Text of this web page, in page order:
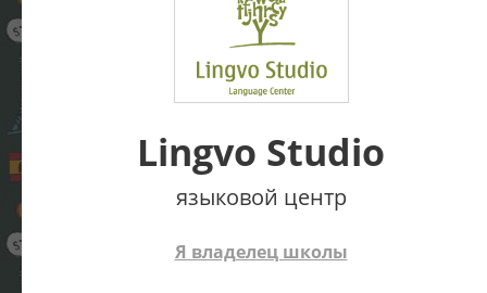
Lingvo Studio
языковой центр
Я владелец школы